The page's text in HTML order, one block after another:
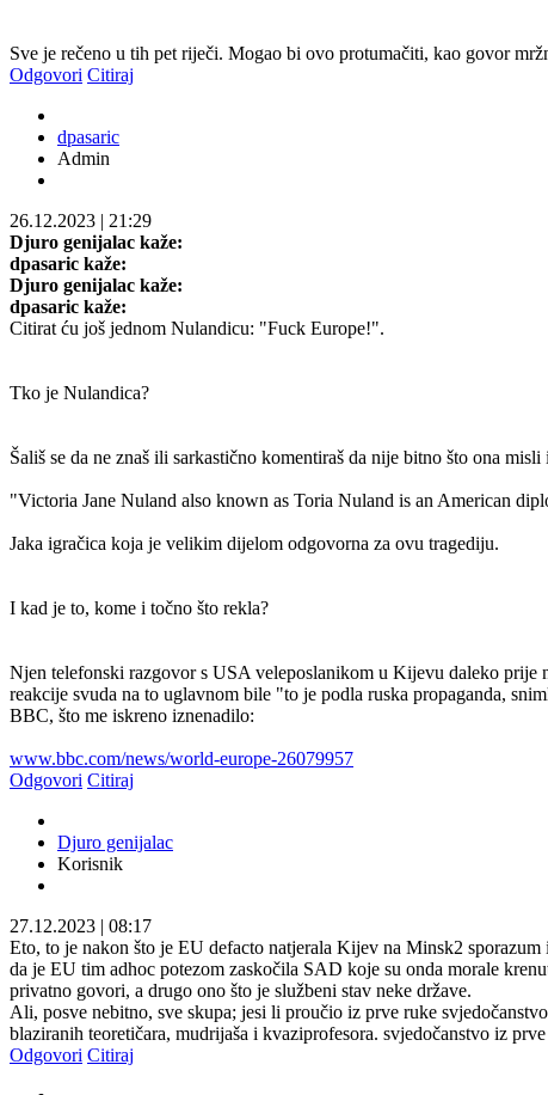
Sve je rečeno u tih pet riječi. Mogao bi ovo protumačiti, kao govor
Odgovori Citiraj
dpasaric
Admin
26.12.2023 | 21:29
Djuro genijalac kaže:
dpasaric kaže:
Djuro genijalac kaže:
dpasaric kaže:
Citirat ću još jednom Nulandicu: "Fuck Europe!".
Tko je Nulandica?
Šališ se da ne znaš ili sarkastično komentiraš da nije bitno što ona misli
"Victoria Jane Nuland also known as Toria Nuland is an American
Jaka igračica koja je velikim dijelom odgovorna za ovu tragediju.
I kad je to, kome i točno što rekla?
Njen telefonski razgovor s USA veleposlanikom u Kijevu daleko prije
reakcije svuda na to uglavnom bile "to je podla ruska propaganda,
BBC, što me iskreno iznenadilo:
www.bbc.com/news/world-europe-26079957
Odgovori Citiraj
Djuro genijalac
Korisnik
27.12.2023 | 08:17
Eto, to je nakon što je EU defacto natjerala Kijev na Minsk2
da je EU tim adhoc potezom zaskočila SAD koje su onda morale
privatno govori, a drugo ono što je službeni stav neke države.
Ali, posve nebitno, sve skupa; jesi li proučio iz prve ruke
blaziranih teoretičara, mudrijaša i kvaziprofesora. svjedočanstvo iz
Odgovori Citiraj